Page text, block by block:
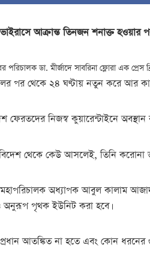
ভাইরাসে আক্রান্ত তিনজন শনাক্ত
ডা. মীর্জাদে সাবরিনা ফ্লোরা এক প্রেস
পর থেকে ২৪ ঘণ্টায় নতুন করে আর কারো
ফেরতদের নিজস্ব কুয়ারেন্টাইনে
থেকে কেউ আসলেই, তিনি করোনা
মহাপরিচালক অধ্যাপক আবুল কালাম
অনুরূপ পৃথক ইউনিট করা হবে।
প্রধান আতঙ্কিত না হতে এবং কোন